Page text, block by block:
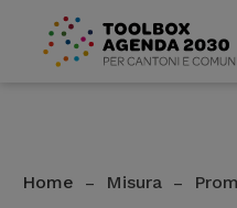
Home – Misura –